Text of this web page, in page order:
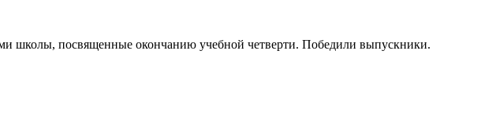
посвященные окончанию учебной четверти. Победили выпускники.